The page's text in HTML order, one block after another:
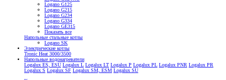
Logano G125
Logano G215
Logano G234
Logano G334
Logano GE315
Показать все
Напольные стальные котлы
Logano SK
Электрические котлы
Tronic Heat 3000/3500
Напольные водонагреватели
Logalux ES, ESU Logalux L Logalux LT Logalux P Logalux PL Logalux PNR Logalux PR
Logalux S Logalux SF Logalux SM, ESM Logalux SU